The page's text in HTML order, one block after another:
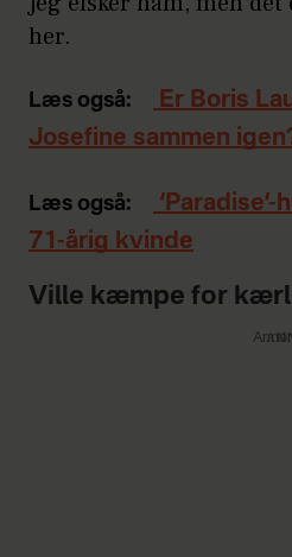
her.
Læs også:
Er Boris
Josefine sammen
Læs også:
71-årig kvinde
Ville kæmpe for